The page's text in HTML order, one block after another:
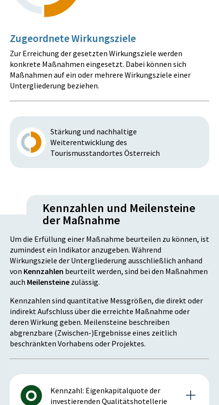
Zugeordnete Wirkungsziele
Zur Erreichung der gesetzten Wirkungsziele werden
konkrete Maßnahmen eingesetzt. Dabei können sich
Maßnahmen auf ein oder mehrere Wirkungsziele einer
Untergliederung beziehen.
Stärkung und nachhaltige
Weiterentwicklung des
Tourismusstandortes Österreich
Kennzahlen und Meilensteine
der Maßnahme
Um die Erfüllung einer Maßnahme beurteilen zu können, ist
zumindest ein Indikator anzugeben. Während
Wirkungsziele der Untergliederung ausschließlich anhand
von Kennzahlen beurteilt werden, sind bei den Maßnahmen
auch Meilensteine zulässig.
Kennzahlen sind quantitative Messgrößen, die direkt oder
indirekt Aufschluss über die erreichte Maßnahme oder
deren Wirkung geben. Meilensteine beschreiben
abgrenzbare (Zwischen-)Ergebnisse eines zeitlich
beschränkten Vorhabens oder Projektes.
Kennzahl: Eigenkapitalquote der
investierenden Qualitätshotellerie